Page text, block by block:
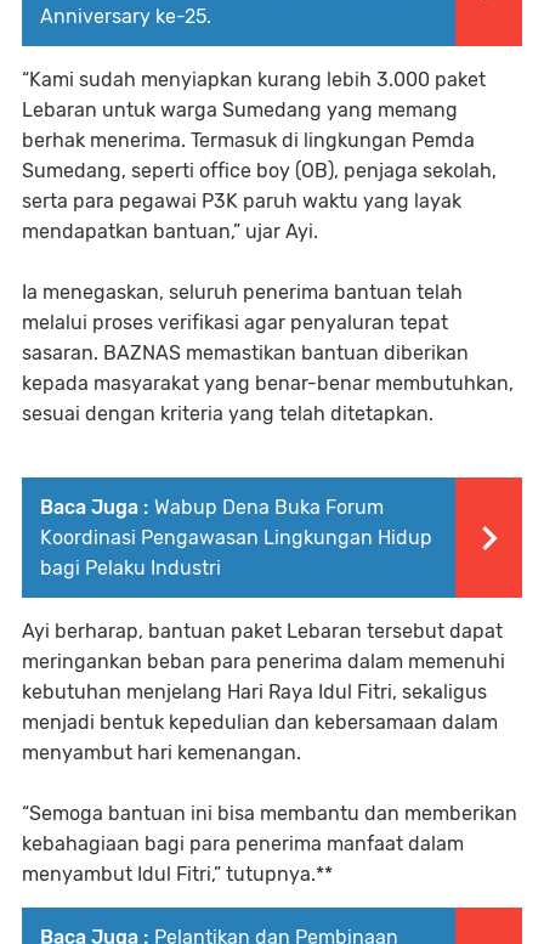
Anniversary ke-25.
“Kami sudah menyiapkan kurang lebih 3.000 paket
Lebaran untuk warga Sumedang yang memang
berhak menerima. Termasuk di lingkungan Pemda
Sumedang, seperti office boy (OB), penjaga sekolah,
serta para pegawai P3K paruh waktu yang layak
mendapatkan bantuan,” ujar Ayi.
Ia menegaskan, seluruh penerima bantuan telah
melalui proses verifikasi agar penyaluran tepat
sasaran. BAZNAS memastikan bantuan diberikan
kepada masyarakat yang benar-benar membutuhkan,
sesuai dengan kriteria yang telah ditetapkan.
Baca Juga : Wabup Dena Buka Forum
Koordinasi Pengawasan Lingkungan Hidup
bagi Pelaku Industri
Ayi berharap, bantuan paket Lebaran tersebut dapat
meringankan beban para penerima dalam memenuhi
kebutuhan menjelang Hari Raya Idul Fitri, sekaligus
menjadi bentuk kepedulian dan kebersamaan dalam
menyambut hari kemenangan.
“Semoga bantuan ini bisa membantu dan memberikan
kebahagiaan bagi para penerima manfaat dalam
menyambut Idul Fitri,” tutupnya.**
Baca Juga : Pelantikan dan Pembinaan